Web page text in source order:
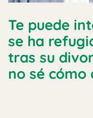
Te puede
se ha
tras su
no sé cómo